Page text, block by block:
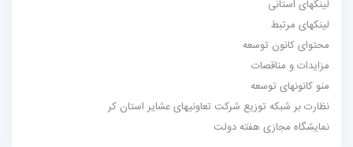
لینکهای استانی
لینکهای مرتبط
محتوای کانون توسعه
مزایدات و مناقصات
منو کانونهای توسعه
نظارت بر شبکه توزیع شرکت تعاونیهای عشایر استان کر
نمایشگاه مجازی هفته دولت